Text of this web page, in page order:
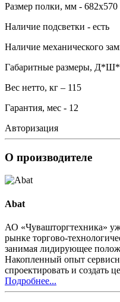
Размер полки, мм - 682х570
Наличие подсветки - есть
Наличие механического
Габаритные размеры,
Вес нетто, кг – 115
Гарантия, мес - 12
Авторизация
О производителе
Abat
АО «Чувашторгтехника»
рынке торгово-
занимая лидирующее
Накопленный опыт
спроектировать и создать
Подробнее...